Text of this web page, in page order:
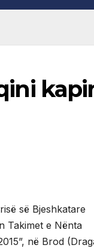
së Bjeshkatare
Takimet e Nënta
në Brod